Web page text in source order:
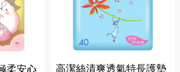
柔安心
高潔絲清爽透氣特長護墊